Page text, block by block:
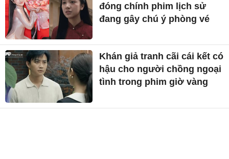
đóng chính phim lịch sử
đang gây chú ý phòng vé
Khán giả tranh cãi cái kết có
hậu cho người chồng ngoại
tình trong phim giờ vàng